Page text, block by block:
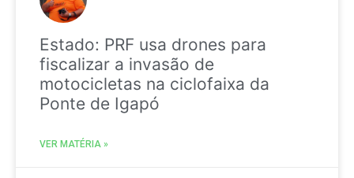
Estado: PRF usa drones para
fiscalizar a invasão de
motocicletas na ciclofaixa da
Ponte de Igapó
VER MATÉRIA »